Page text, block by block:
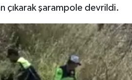
çıkarak şarampole devrildi.